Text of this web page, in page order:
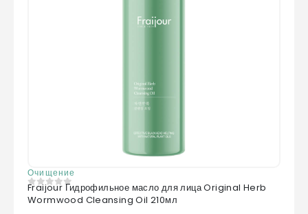
Очищение
0из 5
Fraijour Гидрофильное масло для лица Original Herb
Wormwood Cleansing Oil 210мл